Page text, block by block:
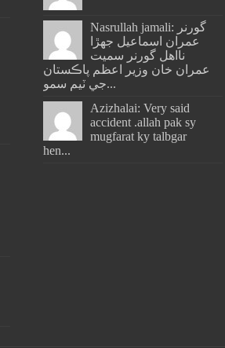
Nasrullah jamali: گورنر
عمران اسماعيل جھڙا
نااهل گورنر سميت
عمران خان وزير اعظم پاڪستان
جي ٽيم سمو...
Azizhalai: Very said
accident .allah pak sy
mugfarat ky talbgar
hen...